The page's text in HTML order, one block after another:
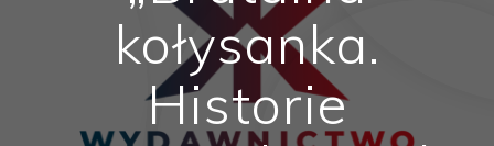
kołysanka.
Historie